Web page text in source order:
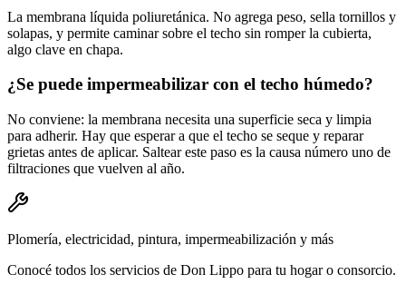
La membrana líquida poliuretánica. No agrega peso, sella tornillos y
solapas, y permite caminar sobre el techo sin romper la cubierta,
algo clave en chapa.
¿Se puede impermeabilizar con el techo húmedo?
No conviene: la membrana necesita una superficie seca y limpia
para adherir. Hay que esperar a que el techo se seque y reparar
grietas antes de aplicar. Saltear este paso es la causa número uno de
filtraciones que vuelven al año.
Plomería, electricidad, pintura, impermeabilización y más
Conocé todos los servicios de Don Lippo para tu hogar o consorcio.